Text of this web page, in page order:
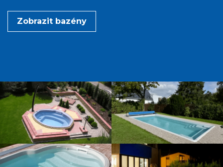
Zobrazit bazény